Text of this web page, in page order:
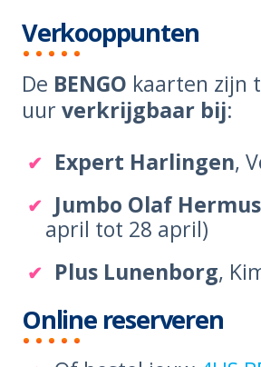
Verkooppunten
De BENGO kaarten zijn
uur verkrijgbaar bij:
Expert Harlingen,
Jumbo Olaf Hermus
april tot 28 april)
Plus Lunenborg,
Online reserveren